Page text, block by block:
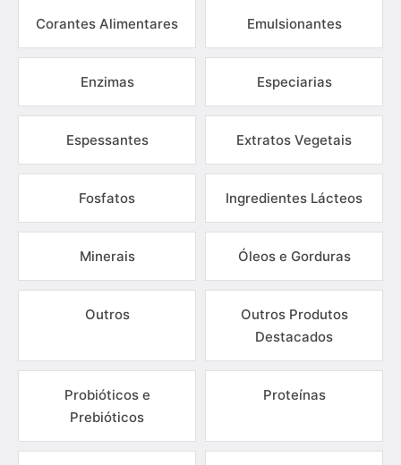
Corantes Alimentares Emulsionantes
Enzimas Especiarias
Espessantes Extratos Vegetais
Fosfatos Ingredientes Lácteos
Minerais Óleos e Gorduras
Outros
Outros Produtos
Destacados
Probióticos e
Prebióticos
Proteínas